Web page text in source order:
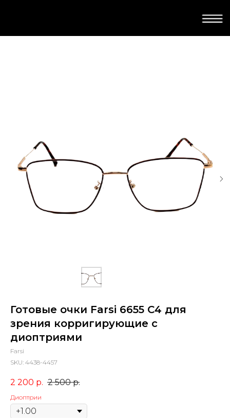
Готовые очки Farsi 6655 С4 для
зрения корригирующие с
диоптриями
Farsi
SKU: 4438-4457
2 200 р. 2 500 р.
Диоптрии